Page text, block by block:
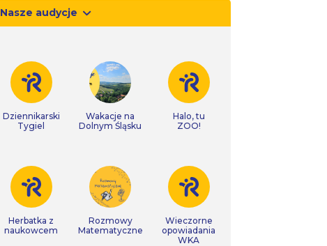
Nasze audycje
Dziennikarski
Tygiel
Wakacje na
Dolnym Śląsku
Halo, tu
ZOO!
Herbatka z
naukowcem
Rozmowy
Matematyczne
Wieczorne
opowiadania
WKA